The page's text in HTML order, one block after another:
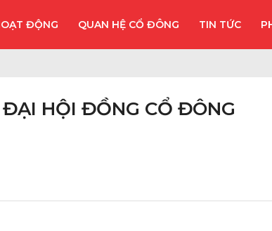
ĐỘNG QUAN HỆ CỔ ĐÔNG TIN TỨC
ĐẠI HỘI ĐỒNG CỔ ĐÔNG